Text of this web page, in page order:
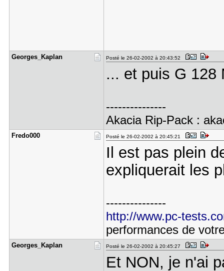
Georges_Ka​plan Posté le 26-02-2002 à 20:43:52
... et puis G 128
---------------
Akacia Rip-Pack :
Fredo000 Posté le 26-02-2002 à 20:45:21
Il est pas plein
expliquerait les
---------------
http://www.pc-
performances de
Georges_Ka​plan Posté le 26-02-2002 à 20:45:27
Et NON, je n'ai